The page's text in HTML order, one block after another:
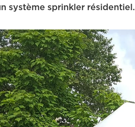
système sprinkler résidentiel.